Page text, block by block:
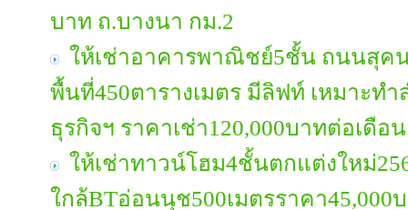
บาท ถ.บางนา กม.2
ให้เช่าอาคารพาณิชย์5ชั้น ถนนสุค
พื้นที่450ตารางเมตร มีลิฟท์ เหมาะท
ธุรกิจฯ ราคาเช่า120,000บาทต่อเดือน
ให้เช่าทาวน์โฮม4ชั้นตกแต่งใหม่
ใกล้BTอ่อนนุช500เมตรราคา45,000